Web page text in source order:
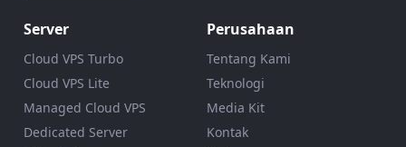
Server
Cloud VPS Turbo
Cloud VPS Lite
Managed Cloud VPS
Dedicated Server
Perusahaan
Tentang Kami
Teknologi
Media Kit
Kontak